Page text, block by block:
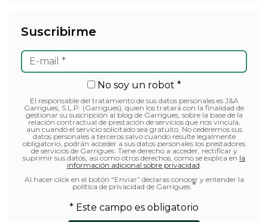
Suscribirme
No soy un robot *
El responsable del tratamiento de sus datos personales es J&A
Garrigues, S.L.P. (Garrigues), quien los tratará con la finalidad de
gestionar su suscripción al blog de Garrigues, sobre la base de la
relación contractual de prestación de servicios que nos vincula,
aun cuando el servicio solicitado sea gratuito. No cederemos sus
datos personales a terceros salvo cuando resulte legalmente
obligatorio, podrán acceder a sus datos personales los prestadores
de servicios de Garrigues. Tiene derecho a acceder, rectificar y
suprimir sus datos, así como otros derechos, como se explica en la
información adicional sobre privacidad
Al hacer click en el botón “Enviar” declaras conocer y entender la
política de privacidad de Garrigues. *
* Este campo es obligatorio